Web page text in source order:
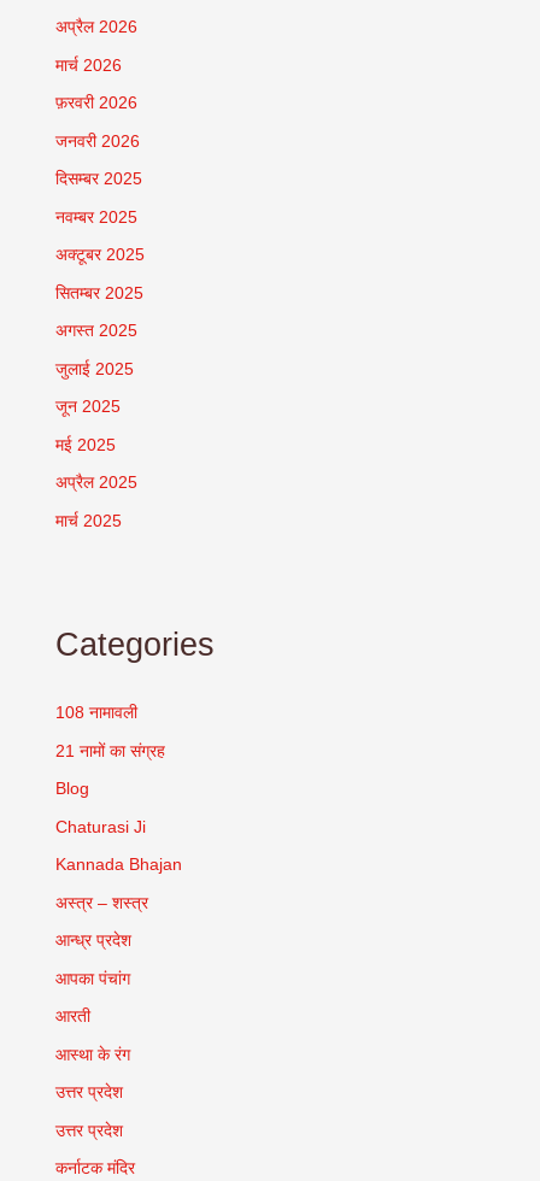
अप्रैल 2026
मार्च 2026
फ़रवरी 2026
जनवरी 2026
दिसम्बर 2025
नवम्बर 2025
अक्टूबर 2025
सितम्बर 2025
अगस्त 2025
जुलाई 2025
जून 2025
मई 2025
अप्रैल 2025
मार्च 2025
Categories
108 नामावली
21 नामों का संग्रह
Blog
Chaturasi Ji
Kannada Bhajan
अस्त्र – शस्त्र
आन्ध्र प्रदेश
आपका पंचांग
आरती
आस्था के रंग
उत्तर प्रदेश
उत्तर प्रदेश
कर्नाटक मंदिर